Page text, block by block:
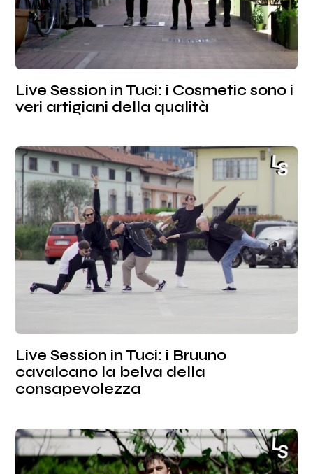
Live Session in Tuci: i Cosmetic sono i
veri artigiani della qualità
Live Session in Tuci: i Bruuno
cavalcano la belva della
consapevolezza